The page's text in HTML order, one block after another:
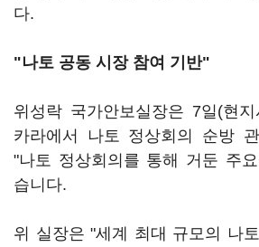
다.
"나토 공동 시장 참여 기반"
위성락 국가안보실장은 7일(현
카라에서 나토 정상회의 순방
"나토 정상회의를 통해 거둔 주
습니다.
위 실장은 "세계 최대 규모의 나